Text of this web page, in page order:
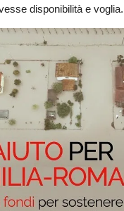
disponibilità e voglia.